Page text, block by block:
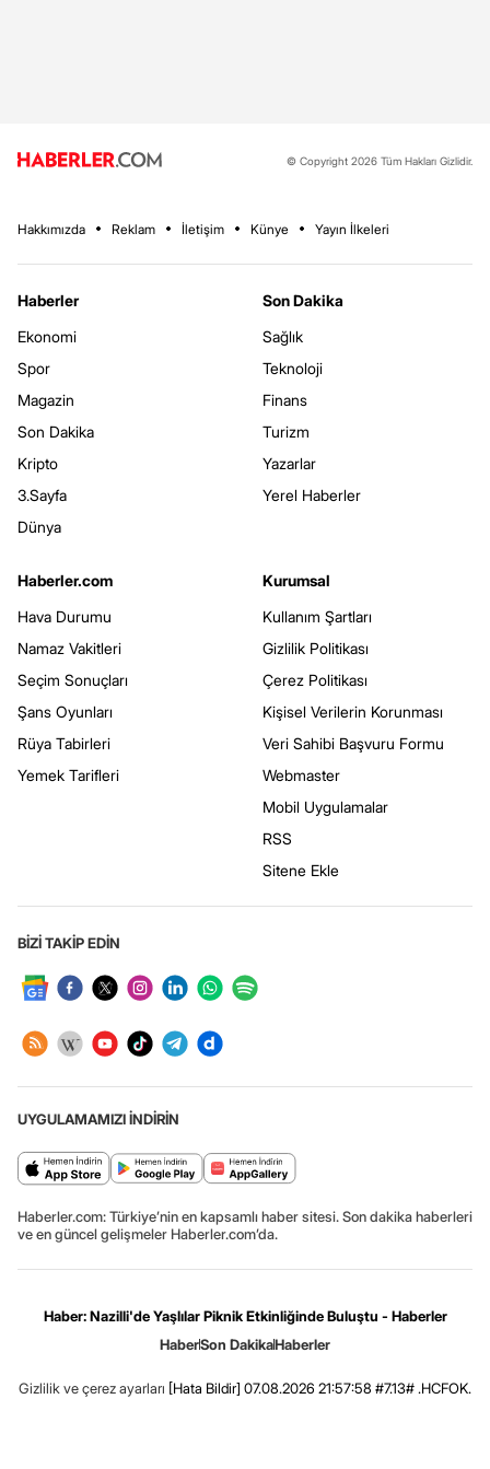
© Copyright 2026 Tüm Hakları Gizlidir.
Hakkımızda Reklam İletişim Künye Yayın İlkeleri
Haberler
Ekonomi
Spor
Magazin
Son Dakika
Kripto
3.Sayfa
Dünya
Son Dakika
Sağlık
Teknoloji
Finans
Turizm
Yazarlar
Yerel Haberler
Haberler.com
Hava Durumu
Namaz Vakitleri
Seçim Sonuçları
Şans Oyunları
Rüya Tabirleri
Yemek Tarifleri
Kurumsal
Kullanım Şartları
Gizlilik Politikası
Çerez Politikası
Kişisel Verilerin Korunması
Veri Sahibi Başvuru Formu
Webmaster
Mobil Uygulamalar
RSS
Sitene Ekle
BİZİ TAKİP EDİN
UYGULAMAMIZI İNDİRİN
Haberler.com: Türkiye’nin en kapsamlı haber sitesi. Son dakika haberleri
ve en güncel gelişmeler Haberler.com’da.
Haber: Nazilli'de Yaşlılar Piknik Etkinliğinde Buluştu - Haberler
HaberSon DakikaHaberler
Gizlilik ve çerez ayarları [Hata Bildir] 07.08.2026 21:57:58 #7.13# .HCFOK.